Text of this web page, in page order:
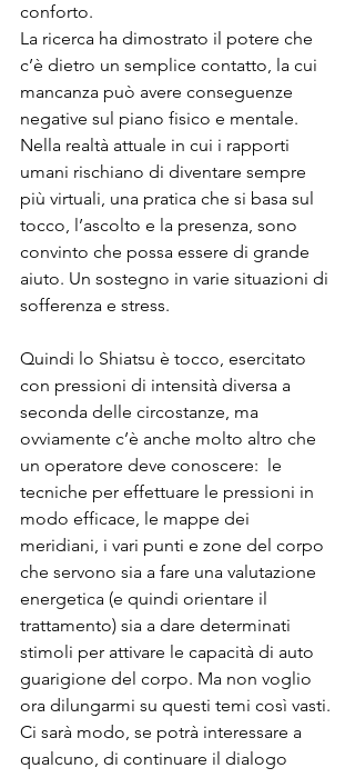
conforto.
La ricerca ha dimostrato il potere che
c’è dietro un semplice contatto, la cui
mancanza può avere conseguenze
negative sul piano fisico e mentale.
Nella realtà attuale in cui i rapporti
umani rischiano di diventare sempre
più virtuali, una pratica che si basa sul
tocco, l’ascolto e la presenza, sono
convinto che possa essere di grande
aiuto. Un sostegno in varie situazioni di
sofferenza e stress.
Quindi lo Shiatsu è tocco, esercitato
con pressioni di intensità diversa a
seconda delle circostanze, ma
ovviamente c’è anche molto altro che
un operatore deve conoscere:  le
tecniche per effettuare le pressioni in
modo efficace, le mappe dei
meridiani, i vari punti e zone del corpo
che servono sia a fare una valutazione
energetica (e quindi orientare il
trattamento) sia a dare determinati
stimoli per attivare le capacità di auto
guarigione del corpo. Ma non voglio
ora dilungarmi su questi temi così vasti.
Ci sarà modo, se potrà interessare a
qualcuno, di continuare il dialogo